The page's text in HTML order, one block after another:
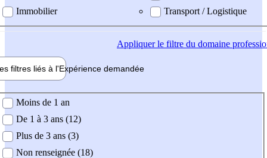
Immobilier
Transport / Logistique
Appliquerle filtre du domaine
filtres liés à l'Expérience demandée
demandée
Moins de 1 an
De 1 à 3 ans (12)
Plus de 3 ans (3)
Non renseignée (18)